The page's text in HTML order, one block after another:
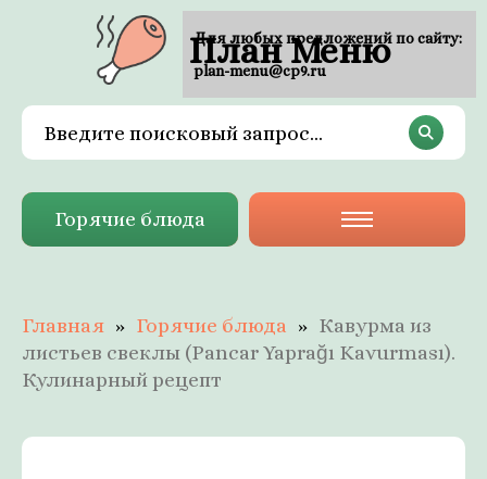
План Меню
Горячие блюда
Главная Горячие блюда
Кавурма из
листьев свеклы (Pancar Yaprağı Kavurması).
Кулинарный рецепт
Для любых предложений по сайту:
plan-menu@cp9.ru